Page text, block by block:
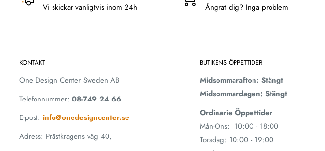
Vi skickar vanligtvis inom 24h
Ångrat dig? Inga problem!
KONTAKT
One Design Center Sweden AB
Telefonnummer: 08-749 24 66
E-post: info@onedesigncenter.se
Adress: Prästkragens väg 40,
BUTIKENS ÖPPETTIDER
Midsommarafton: Stängt
Midsommardagen: Stängt
Ordinarie Öppettider
Mån-Ons: 10:00 - 18:00
Torsdag: 10:00 - 19:00